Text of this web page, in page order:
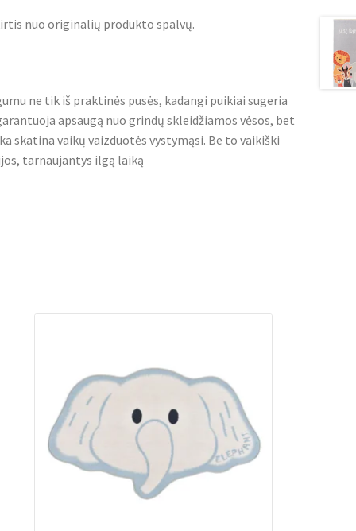
nuo originalių produkto spalvų.
ne tik iš praktinės pusės, kadangi puikiai sugeria
apsaugą nuo grindų skleidžiamos vėsos, bet
skatina vaikų vaizduotės vystymąsi. Be to vaikiški
tarnaujantys ilgą laiką